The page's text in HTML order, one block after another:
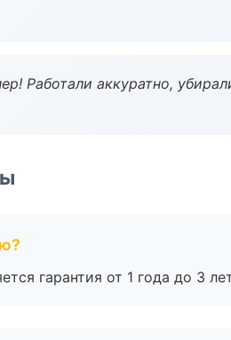
Работали аккуратно,
гарантия от 1 года до 3